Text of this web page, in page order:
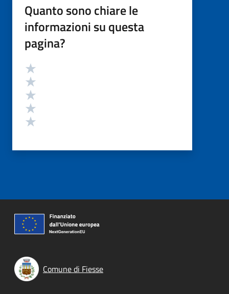
Quanto sono chiare le
informazioni su questa
pagina?
Valutazione
Comune di Fiesse